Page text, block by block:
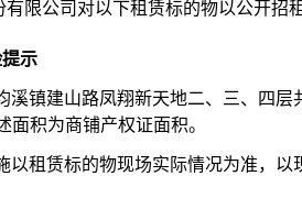
限公司对以下租赁标的物以公开招
示
溪镇建山路凤翔新天地二、三、四层
积为商铺产权证面积。
以租赁标的物现场实际情况为准，